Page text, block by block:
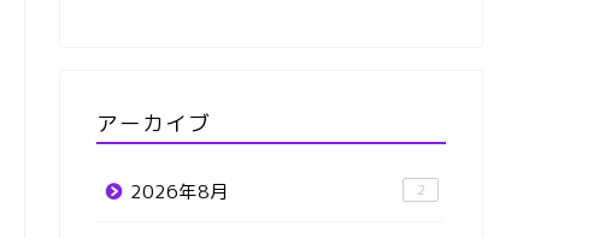
アーカイブ
2026年8月 2